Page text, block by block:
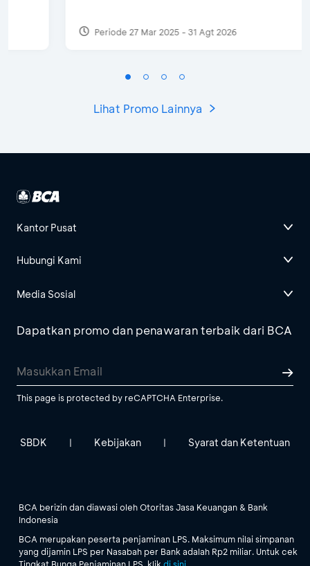
Periode 27 Mar 2025 - 31 Agt 2026
Lihat Promo Lainnya
Kantor Pusat
Hubungi Kami
Media Sosial
Dapatkan promo dan penawaran terbaik dari BCA
This page is protected by reCAPTCHA Enterprise.
SBDK | Kebijakan | Syarat dan Ketentuan
BCA berizin dan diawasi oleh Otoritas Jasa Keuangan & Bank
Indonesia
BCA merupakan peserta penjaminan LPS. Maksimum nilai simpanan
yang dijamin LPS per Nasabah per Bank adalah Rp2 miliar. Untuk cek